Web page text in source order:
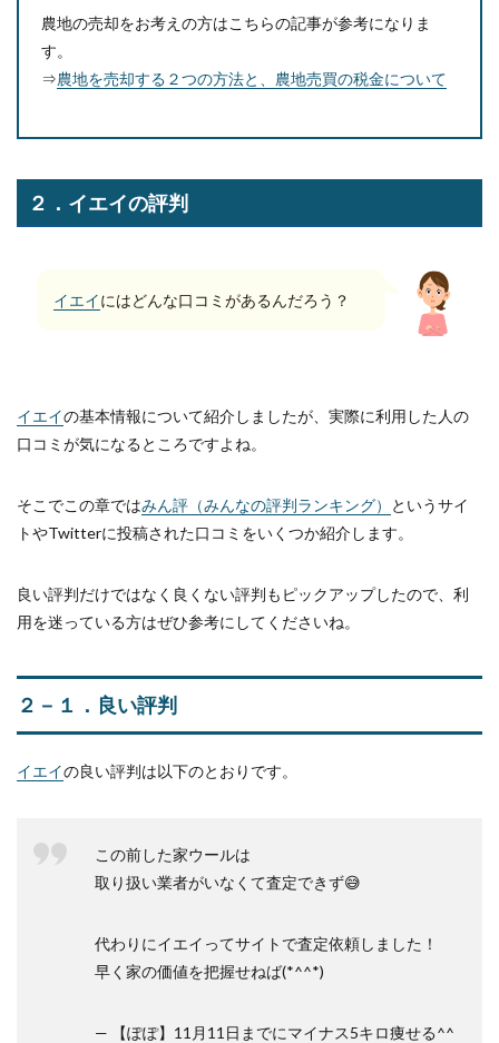
農地の売却をお考えの方はこちらの記事が参考になりま
す。
⇒農地を売却する２つの方法と、農地売買の税金について
２．イエイの評判
イエイにはどんな口コミがあるんだろう？
イエイの基本情報について紹介しましたが、実際に利用した人の
口コミが気になるところですよね。
そこでこの章ではみん評（みんなの評判ランキング）
というサイ
トやTwitterに投稿された口コミをいくつか紹介します。
良い評判だけではなく良くない評判もピックアップしたので、利
用を迷っている方はぜひ参考にしてくださいね。
２－１．良い評判
イエイの良い評判は以下のとおりです。
この前した家ウールは
取り扱い業者がいなくて査定できず😅
代わりにイエイってサイトで査定依頼しました！
早く家の価値を把握せねば(*^^*)
— 【ぽぽ】11月11日までにマイナス5キロ痩せる^^